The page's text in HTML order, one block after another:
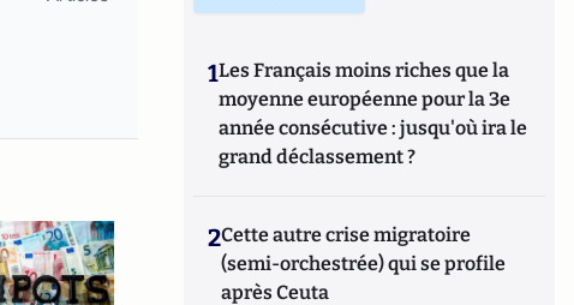
1Les Français moins riches que la
moyenne européenne pour la 3e
année consécutive : jusqu'où ira le
grand déclassement ?
2Cette autre crise migratoire
(semi-orchestrée) qui se profile
après Ceuta